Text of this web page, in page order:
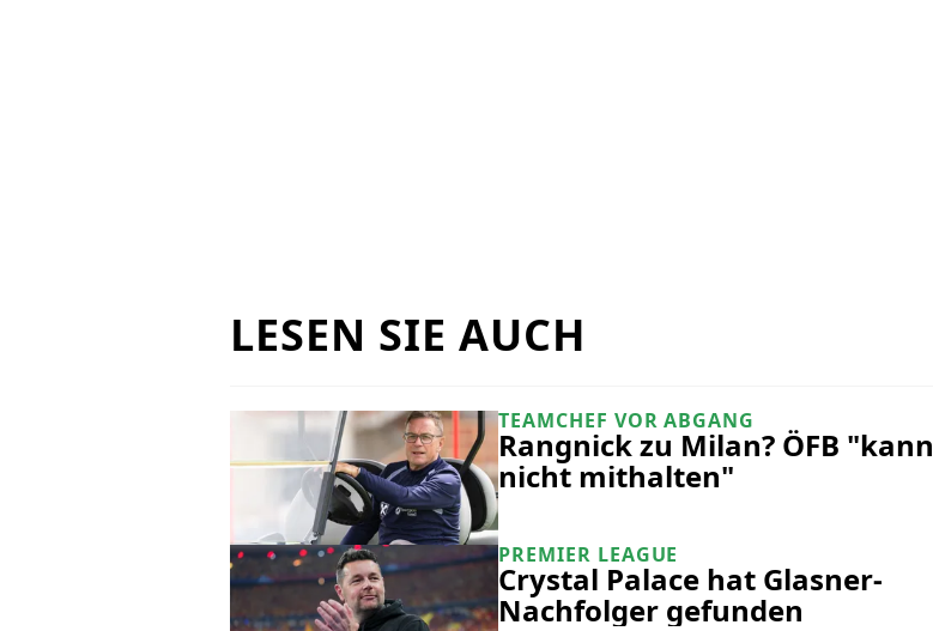
LESEN SIE AUCH
TEAMCHEF VOR ABGANG
Rangnick zu Milan? ÖFB "kann
nicht mithalten"
PREMIER LEAGUE
Crystal Palace hat Glasner-
Nachfolger gefunden